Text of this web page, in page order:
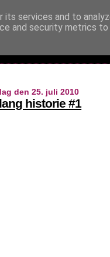
den 25. juli 2010
historie #1
services and to
and security metrics